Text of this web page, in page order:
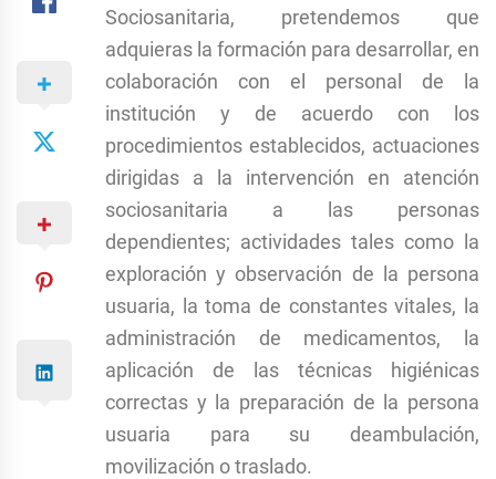
Sociosanitaria, pretendemos que
adquieras la formación para desarrollar, en
colaboración con el personal de la
institución y de acuerdo con los
procedimientos establecidos, actuaciones
dirigidas a la intervención en atención
sociosanitaria a las personas
dependientes; actividades tales como la
exploración y observación de la persona
usuaria, la toma de constantes vitales, la
administración de medicamentos, la
aplicación de las técnicas higiénicas
correctas y la preparación de la persona
usuaria para su deambulación,
movilización o traslado.